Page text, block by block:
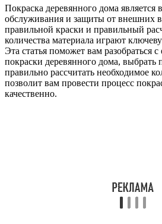
Покраска деревянного дома
обслуживания и защиты от внешних
правильной краски и правильный
количества материала играют
Эта статья поможет вам разобраться
покраски деревянного дома, выбрать
правильно рассчитать необходимое
позволит вам провести процесс
качественно.